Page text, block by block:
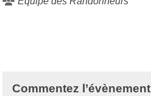
Commentez l’évènement